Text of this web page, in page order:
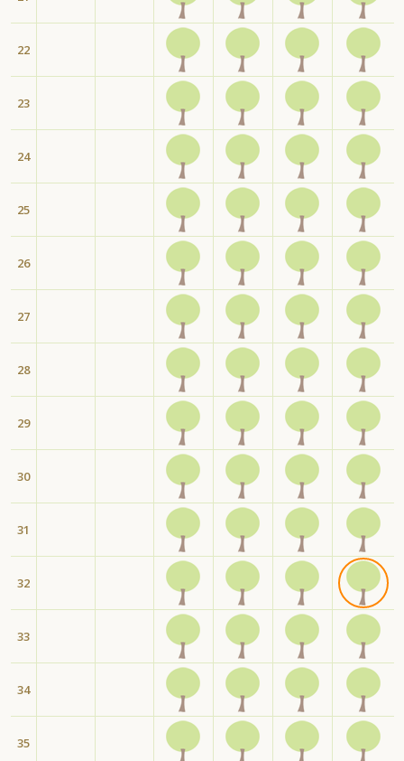
22
23
24
25
26
27
28
29
30
31
32
33
34
35